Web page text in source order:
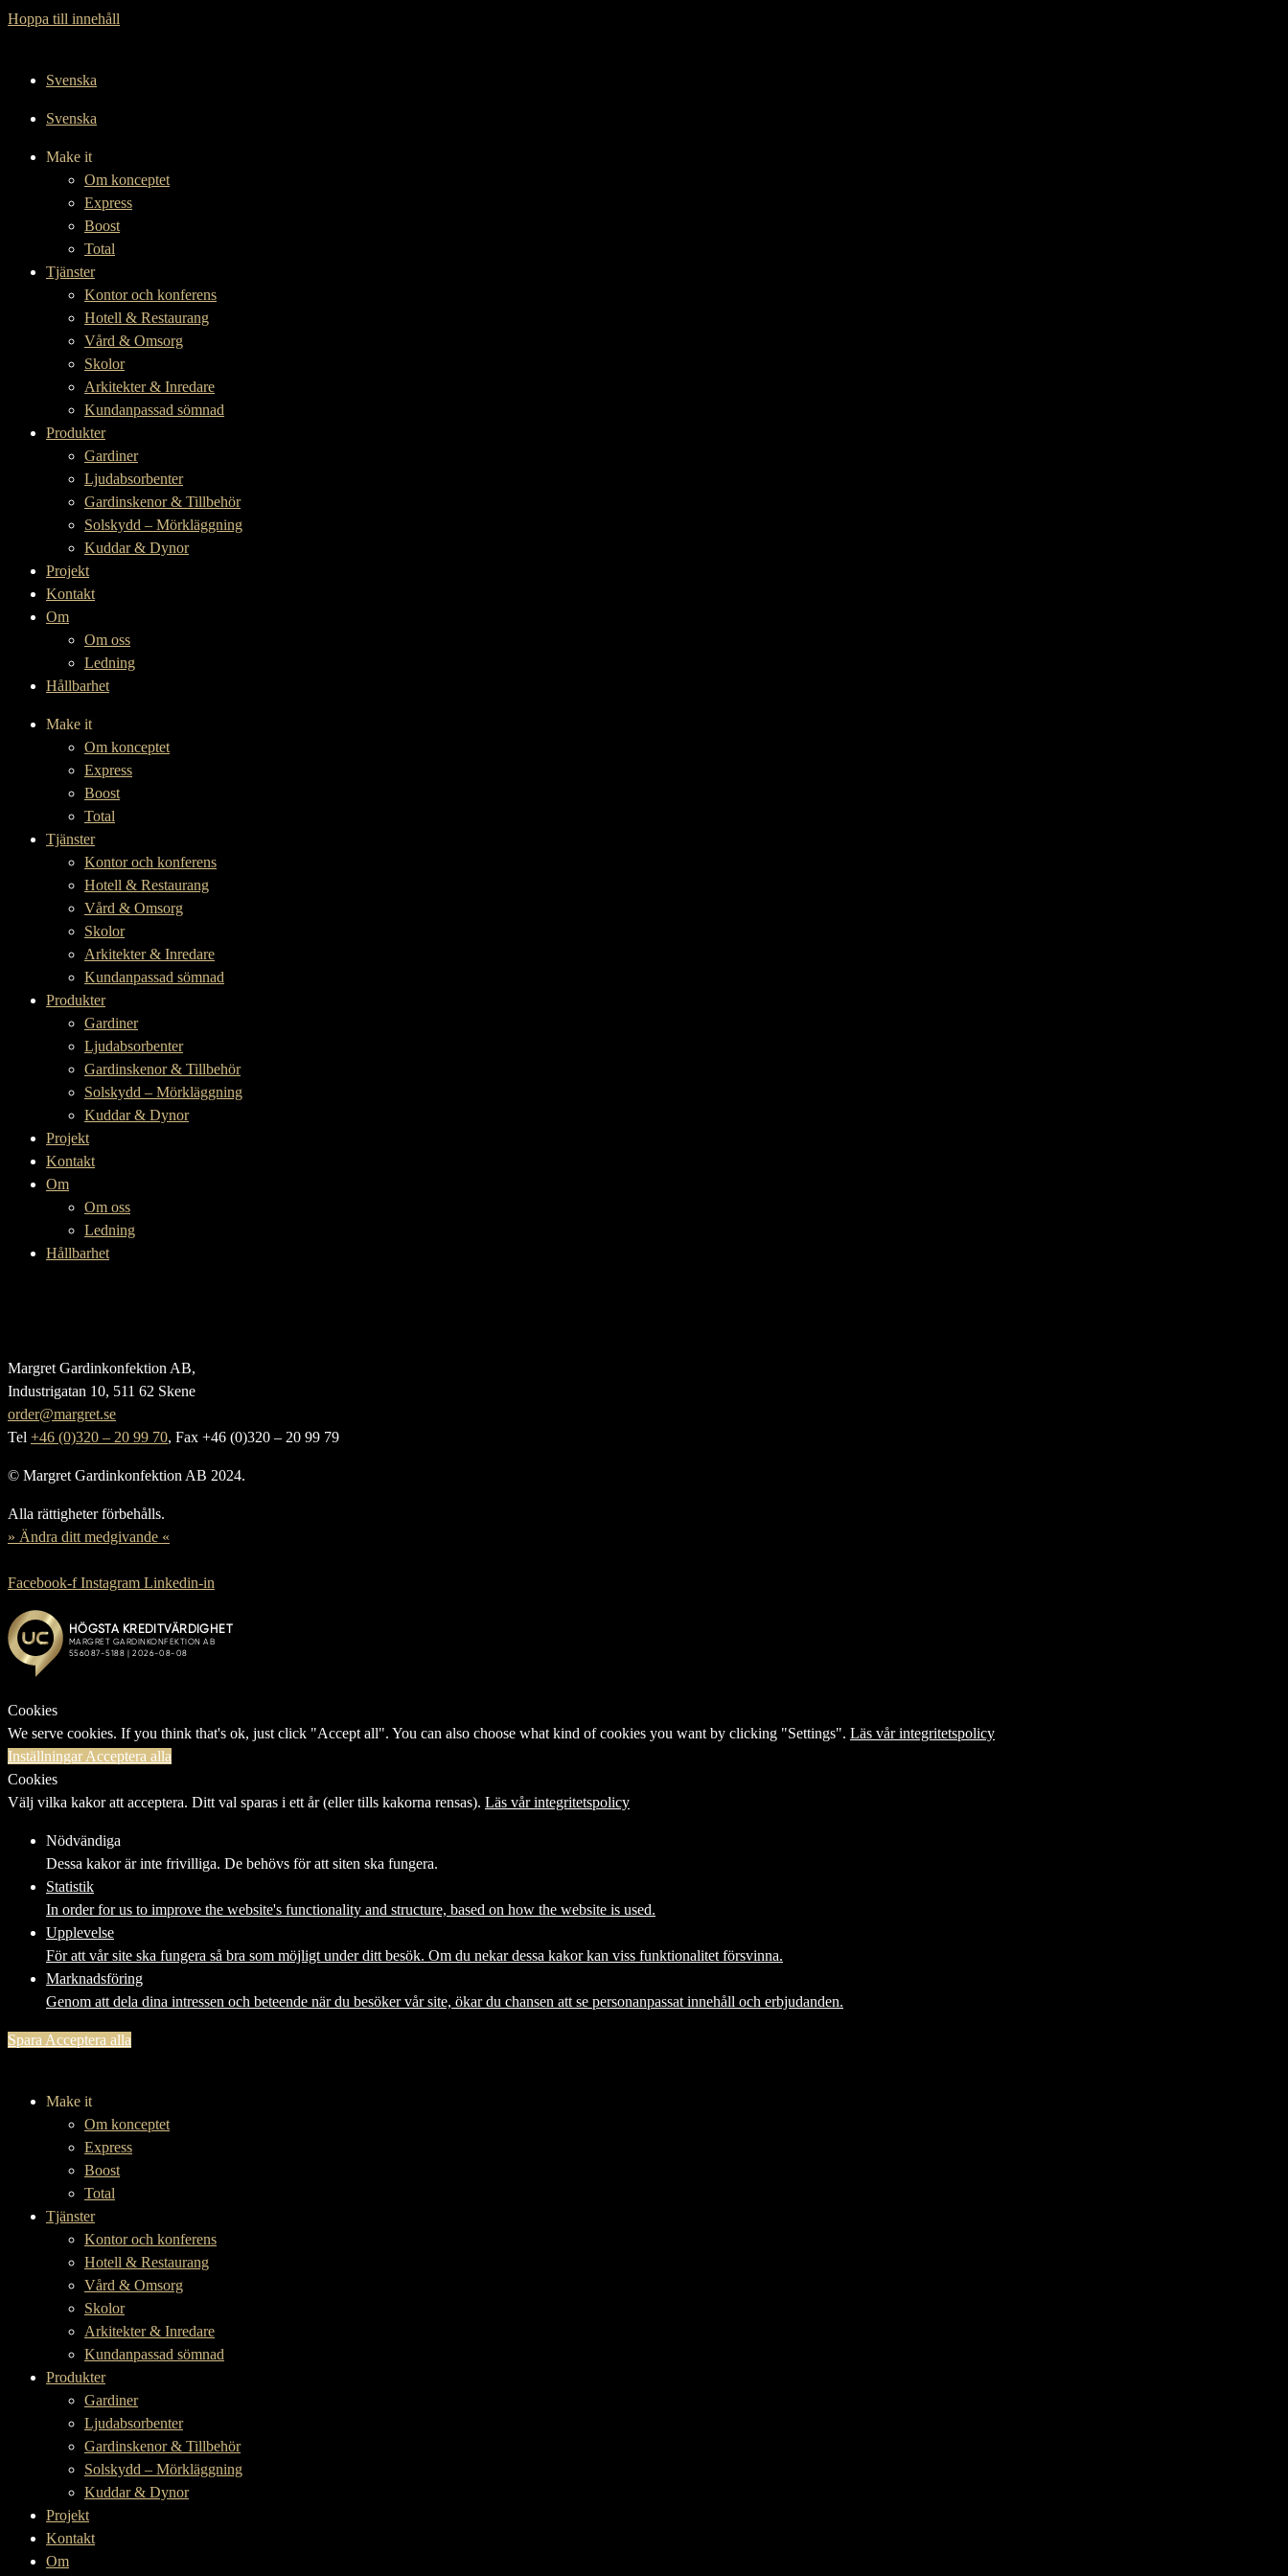
Hoppa till innehåll
Svenska
Svenska
Make it
Om konceptet
Express
Boost
Total
Tjänster
Kontor och konferens
Hotell & Restaurang
Vård & Omsorg
Skolor
Arkitekter & Inredare
Kundanpassad sömnad
Produkter
Gardiner
Ljudabsorbenter
Gardinskenor & Tillbehör
Solskydd – Mörkläggning
Kuddar & Dynor
Projekt
Kontakt
Om
Om oss
Ledning
Hållbarhet
Make it
Om konceptet
Express
Boost
Total
Tjänster
Kontor och konferens
Hotell & Restaurang
Vård & Omsorg
Skolor
Arkitekter & Inredare
Kundanpassad sömnad
Produkter
Gardiner
Ljudabsorbenter
Gardinskenor & Tillbehör
Solskydd – Mörkläggning
Kuddar & Dynor
Projekt
Kontakt
Om
Om oss
Ledning
Hållbarhet
Margret Gardinkonfektion AB,
Industrigatan 10, 511 62 Skene
order@margret.se
Tel +46 (0)320 – 20 99 70, Fax +46 (0)320 – 20 99 79
© Margret Gardinkonfektion AB 2024.
Alla rättigheter förbehålls.
» Ändra ditt medgivande «
Facebook-f Instagram Linkedin-in
Cookies
We serve cookies. If you think that's ok, just click "Accept all". You can also choose what kind of cookies you want by clicking "Settings". Läs vår integritetspolicy
Inställningar Acceptera alla
Cookies
Välj vilka kakor att acceptera. Ditt val sparas i ett år (eller tills kakorna rensas). Läs vår integritetspolicy
Nödvändiga
Dessa kakor är inte frivilliga. De behövs för att siten ska fungera.
Statistik
In order for us to improve the website's functionality and structure, based on how the website is used.
Upplevelse
För att vår site ska fungera så bra som möjligt under ditt besök. Om du nekar dessa kakor kan viss funktionalitet försvinna.
Marknadsföring
Genom att dela dina intressen och beteende när du besöker vår site, ökar du chansen att se personanpassat innehåll och erbjudanden.
Spara Acceptera alla
Make it
Om konceptet
Express
Boost
Total
Tjänster
Kontor och konferens
Hotell & Restaurang
Vård & Omsorg
Skolor
Arkitekter & Inredare
Kundanpassad sömnad
Produkter
Gardiner
Ljudabsorbenter
Gardinskenor & Tillbehör
Solskydd – Mörkläggning
Kuddar & Dynor
Projekt
Kontakt
Om